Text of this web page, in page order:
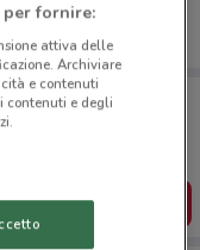
te!
negozi vicino a te,
comodamente
L’APP
fornire:
attiva delle
Archiviare
e contenuti
contenuti e degli